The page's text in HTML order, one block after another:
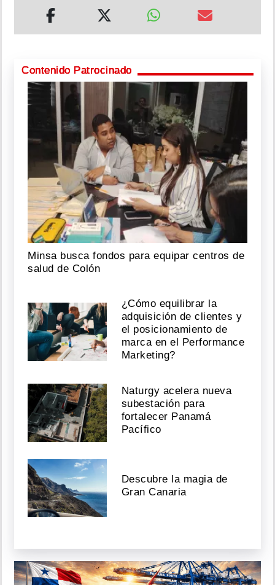
Contenido Patrocinado
Minsa busca fondos para equipar centros de
salud de Colón
¿Cómo equilibrar la
adquisición de clientes y
el posicionamiento de
marca en el Performance
Marketing?
Naturgy acelera nueva
subestación para
fortalecer Panamá
Pacífico
Descubre la magia de
Gran Canaria